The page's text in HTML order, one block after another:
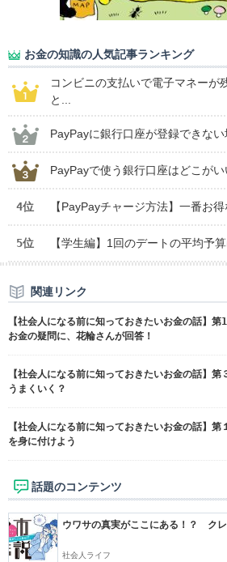
お金の知識の人気記事ランキング
コンビニの支払いで電子マネーが
と...
PayPayに銀行口座が登録できな
PayPayで使う銀行口座はどこが
4位 【PayPayチャージ方法】一番お
5位 【学生編】1回のデートの平均予
関連リンク
【社会人になる前に知っておきたいお金の話】
お金の疑問に、花輪さんが回答！
【社会人になる前に知っておきたいお金の話】
うまくいく？
【社会人になる前に知っておきたいお金の話】
を身に付けよう
話題のコンテンツ
ウワサの真実がここにある！？ ク
社会人ライフ